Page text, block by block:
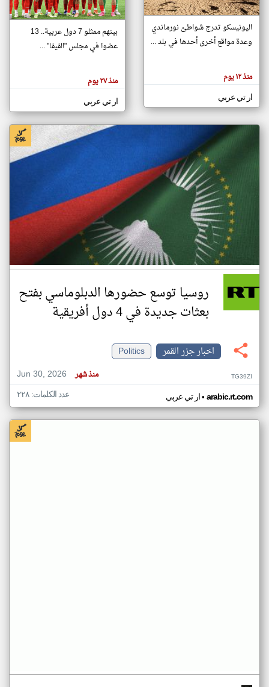
تغيير الدولة
اخبار جزر القمر على مدار الساعة
أهم اخبار جزر القمر العاجلة والمباشرة
هنا عن
وجهة
كاتبيها.
اليونيسكو تدرج شواطئ نورماندي
وعدة مواقع أخرى أحدها في بلد ...
منذ ١٢ يوم
ار تي عربي
بينهم ممثلو 7 دول عربية.. 13
عضوا في مجلس "الفيفا" ...
منذ ٢٧ يوم
ار تي عربي
روسيا توسع حضورها الدبلوماسي بفتح
بعثات جديدة في 4 دول أفريقية
اخبار جزر القمر
Politics
Jun 30, 2026
منذ شهر TG39ZI
ار تي عربي• arabic.rt.com عدد الكلمات: ٢٢٨
klyoum.com